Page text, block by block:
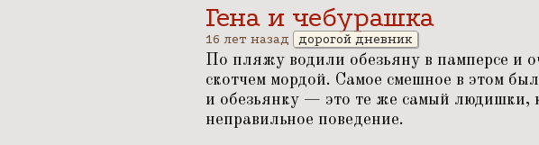
Гена и чебурашка
16 лет назад дорогой дневник
По пляжу водили обезьяну в памперсе и
скотчем мордой. Самое смешное в этом
и обезьянку — это те же самый людишки,
неправильное поведение.